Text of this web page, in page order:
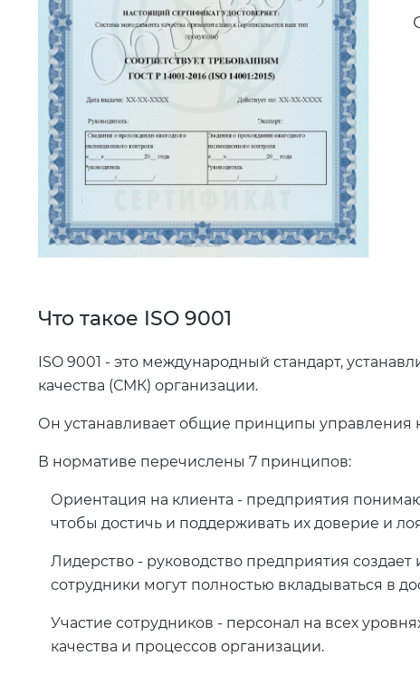
Что такое ISO 9001
ISO 9001 - это международный стандарт,
качества (СМК) организации.
Он устанавливает общие принципы управления
В нормативе перечислены 7 принципов:
Ориентация на клиента - предприятия
чтобы достичь и поддерживать их доверие и
Лидерство - руководство предприятия создает
сотрудники могут полностью вкладываться в
Участие сотрудников - персонал на всех
качества и процессов организации.